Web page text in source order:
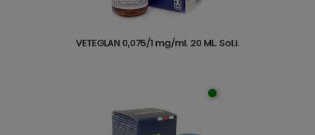
VETEGLAN 0,075/1 mg/ml. 20 ML. Sol.i.